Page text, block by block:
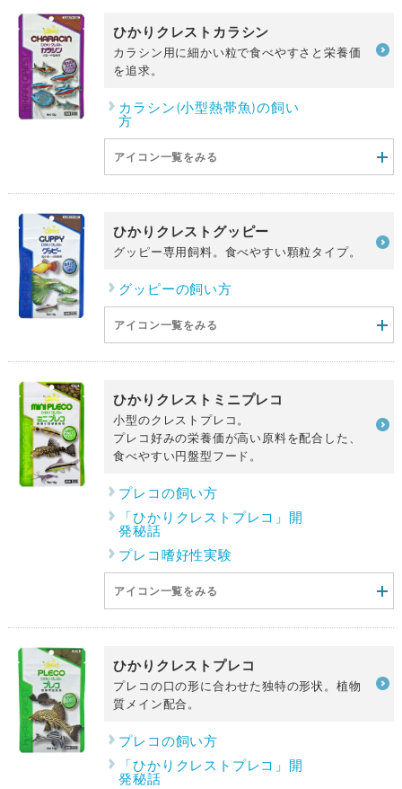
ひかりクレストカラシン
カラシン用に細かい粒で食べやすさと栄養価
を追求。
カラシン(小型熱帯魚)の飼い
方
アイコン一覧をみる
ひかりクレストグッピー
グッピー専用飼料。食べやすい顆粒タイプ。
グッピーの飼い方
アイコン一覧をみる
ひかりクレストミニプレコ
小型のクレストプレコ。
プレコ好みの栄養価が高い原料を配合した、
食べやすい円盤型フード。
プレコの飼い方
「ひかりクレストプレコ」開
発秘話
プレコ嗜好性実験
アイコン一覧をみる
ひかりクレストプレコ
プレコの口の形に合わせた独特の形状。植物
質メイン配合。
プレコの飼い方
「ひかりクレストプレコ」開
発秘話